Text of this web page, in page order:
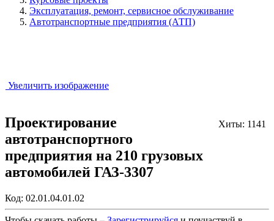
Эксплуатация, ремонт, сервисное обслуживание
Автотранспортные предприятия (АТП)
Увеличить изображение
Хиты: 1141
Проектирование
автотранспортного
предприятия на 210 грузовых
автомобилей ГАЗ-3307
Код: 02.01.04.01.02